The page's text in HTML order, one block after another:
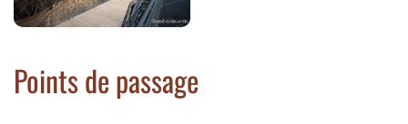
Points de passage